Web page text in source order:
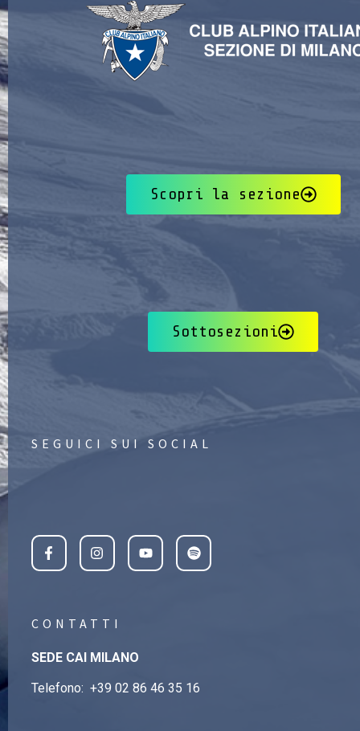
Scopri la sezione
Sottosezioni
SEGUICI SUI SOCIAL
CONTATTI
SEDE CAI MILANO
Telefono: +39 02 86 46 35 16